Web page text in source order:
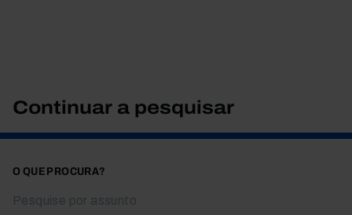
Continuar a pesquisar
O QUE PROCURA?